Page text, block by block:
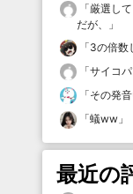
「厳選し
だが、
」
「3の倍数
「サイコ
「その発
「蟻ww 」
最近の